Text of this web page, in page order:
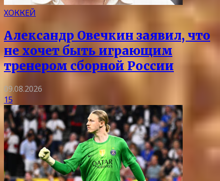
ХОККЕЙ
Александр Овечкин заявил, что
не хочет быть играющим
тренером сборной России
09.08.2026
15